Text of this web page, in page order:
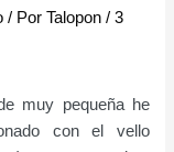
/ Por Talopon / 3
muy pequeña he
con el vello